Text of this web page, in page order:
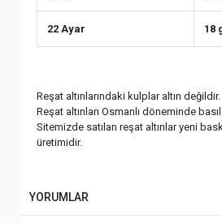
22 Ayar 18
Reşat altınlarındaki kulplar altın değildir.
Reşat altınları Osmanlı döneminde
Sitemizde satılan reşat altınlar yeni
üretimidir.
YORUMLAR